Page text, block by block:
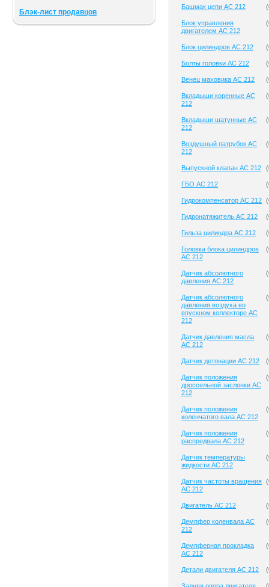
Блэк-лист продавцов
Башмак цепи AC 212 (
Блок управления
двигателем AC 212
(
Блок цилиндров AC 212 (
Болты головки AC 212 (
Венец маховика AC 212 (
Вкладыши коренные AC
212
(
Вкладыши шатунные AC
212
(
Воздушный патрубок AC
212
(
Выпускной клапан AC 212 (
ГБО AC 212 (
Гидрокомпенсатор AC 212 (
Гидронатяжитель AC 212 (
Гильза цилиндра AC 212 (
Головка блока цилиндров
AC 212
(
Датчик абсолютного
давления AC 212
(
Датчик абсолютного
давления воздуха во
впускном коллекторе AC
212
(
Датчик давления масла
AC 212
(
Датчик детонации AC 212 (
Датчик положения
дроссельной заслонки AC
212
(
Датчик положения
коленчатого вала AC 212
(
Датчик положения
распредвала AC 212
(
Датчик температуры
жидкости AC 212
(
Датчик частоты вращения
AC 212
(
Двигатель AC 212 (
Демпфер коленвала AC
212
(
Демпферная прокладка
AC 212
(
Детали двигателя AC 212 (